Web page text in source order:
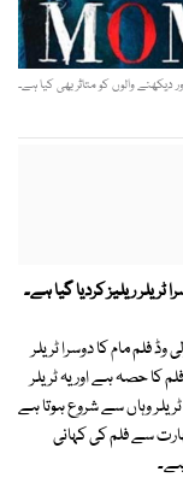
دیکھنے والوں کو متاثر بھی کیا ہے۔
ریلیز کردیا گیا ہے۔
فلم مام کا دوسرا ٹریلر
کا حصہ ہے اور یہ ٹریلر
وہاں سے شروع ہوتا ہے
سے فلم کی کہانی
ہے۔